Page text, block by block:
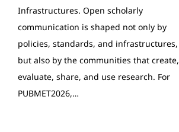
Infrastructures. Open scholarly
communication is shaped not only by
policies, standards, and infrastructures,
but also by the communities that create,
evaluate, share, and use research. For
PUBMET2026,…